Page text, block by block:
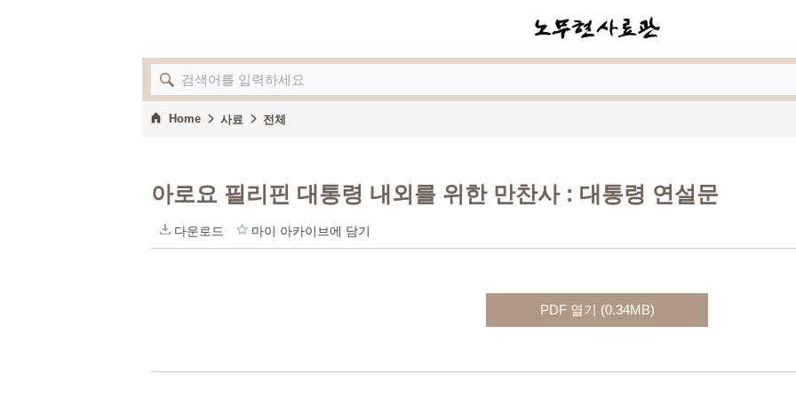
Home 사료 전체
아로요 필리핀 대통령 내외를 위한 만찬사 : 대통령 연설문
다운로드 마이 아카이브에 담기
PDF 열기 (0.34MB)